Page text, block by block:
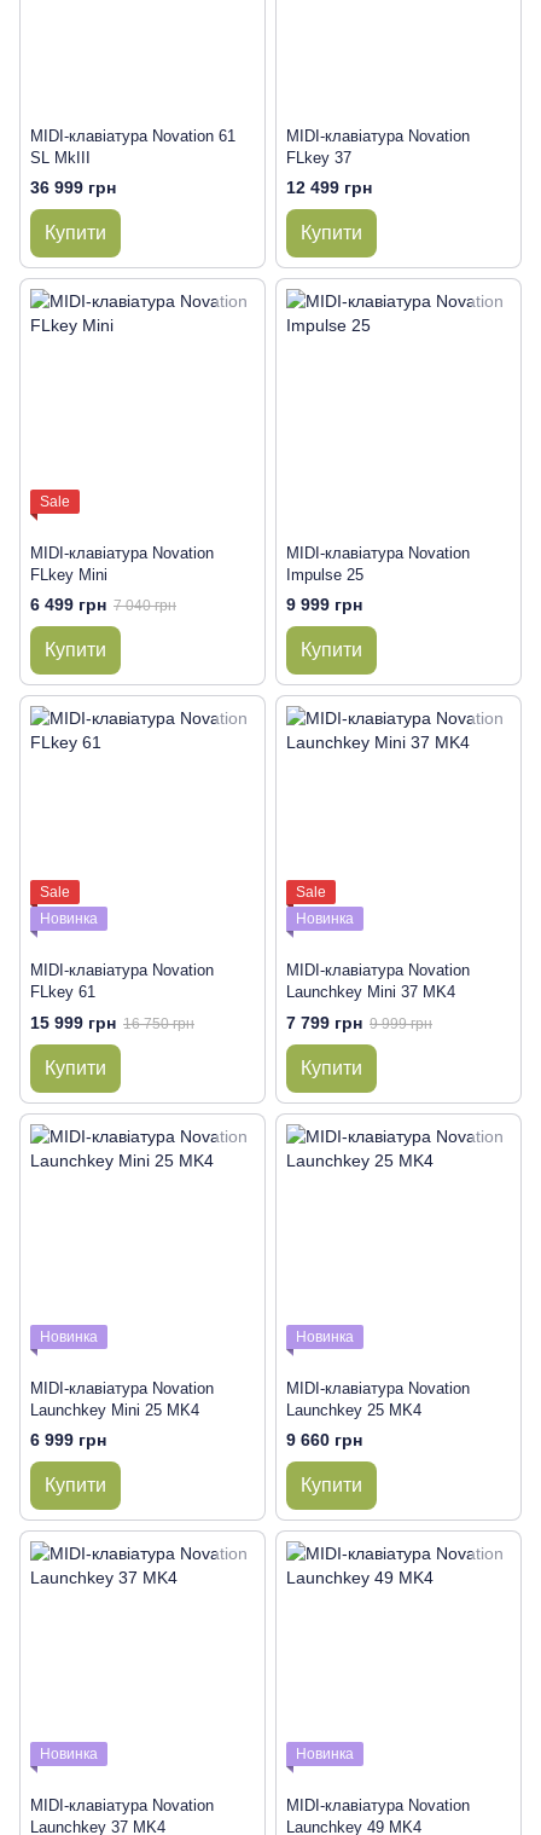
MIDI-клавіатура Novation 61
SL MkIII
36 999 грн
Купити
MIDI-клавіатура Novation
FLkey 37
12 499 грн
Купити
Sale
MIDI-клавіатура Novation
FLkey Mini
6 499 грн 7 040 грн
Купити
MIDI-клавіатура Novation
Impulse 25
9 999 грн
Купити
Sale
Новинка
MIDI-клавіатура Novation
FLkey 61
15 999 грн 16 750 грн
Купити
Sale
Новинка
MIDI-клавіатура Novation
Launchkey Mini 37 MK4
7 799 грн 9 999 грн
Купити
Новинка
MIDI-клавіатура Novation
Launchkey Mini 25 MK4
6 999 грн
Купити
Новинка
MIDI-клавіатура Novation
Launchkey 25 MK4
9 660 грн
Купити
Новинка
MIDI-клавіатура Novation
Launchkey 37 MK4
Новинка
MIDI-клавіатура Novation
Launchkey 49 MK4